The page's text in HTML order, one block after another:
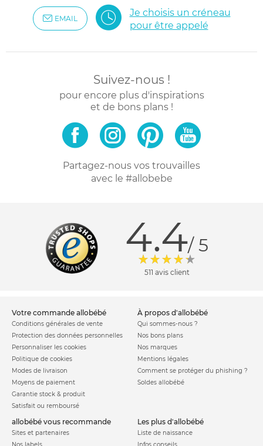
EMAIL
Je choisis un créneau
pour être appelé
Suivez-nous !
pour encore plus d'inspirations
et de bons plans !
Partagez-nous vos trouvailles
avec le #allobebe
4.4/ 5
511 avis client
votre commande allobébé
Conditions générales de vente
Protection des données personnelles
Personnaliser les cookies
Politique de cookies
Modes de livraison
Moyens de paiement
Garantie stock & produit
Satisfait ou remboursé
à propos d'allobébé
Qui sommes-nous ?
Nos bons plans
Nos marques
Mentions légales
Comment se protéger du phishing ?
Soldes allobébé
allobébé vous recommande
Sites et partenaires
les plus d'allobébé
Liste de naissance